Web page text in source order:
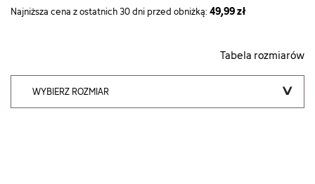
Najniższa cena z ostatnich 30 dni przed obniżką: 49,99 zł
Tabela rozmiarów
WYBIERZ ROZMIAR